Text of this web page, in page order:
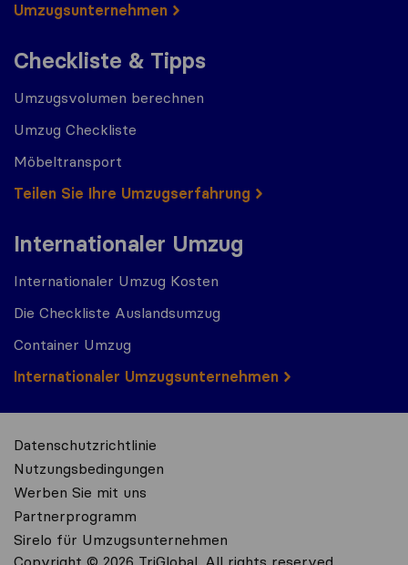
Umzugs​​unternehmen
Checkliste & Tipps
Umzugsvolumen berechnen
Umzug Checkliste
Möbeltransport
Teilen Sie Ihre Umzugserfahrung
Internationaler Umzug
Internationaler Umzug Kosten
Die Checkliste Auslandsumzug
Container Umzug
Internationaler Umzugsunternehmen
Datenschutzrichtlinie
Nutzungsbedingungen
Werben Sie mit uns
Partnerprogramm
Sirelo für Umzugsunternehmen
Copyright © 2026 TriGlobal. All rights reserved.